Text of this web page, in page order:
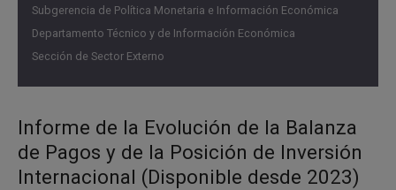
Subgerencia de Política Monetaria e Información Económica
Departamento Técnico y de Información Económica
Sección de Sector Externo
Cifras como porcentaje del PIB
Informe de la Evolución de la Balanza
de Pagos y de la Posición de Inversión
Internacional (Disponible desde 2023)